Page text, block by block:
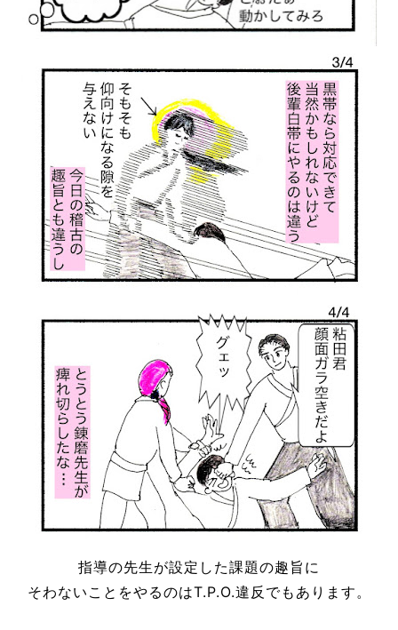
指導の先生が設定した課題の趣旨に
そわないことをやるのはT.P.O.違反でもあります。